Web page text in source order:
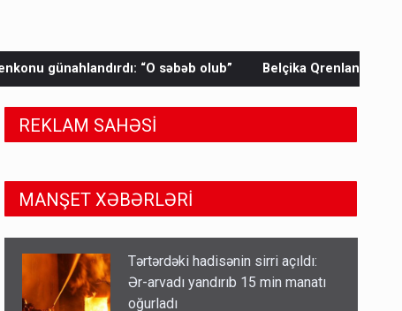
olub” Belçika Qrenlandiyaya qoşun göndərir: Təlimlər
REKLAM SAHƏSİ
MANŞET XƏBƏRLƏRİ
Əhaliyə hava ilə bağlı VACİB
XƏBƏRDARLIQ - Saat 11:00-dan…
09:15